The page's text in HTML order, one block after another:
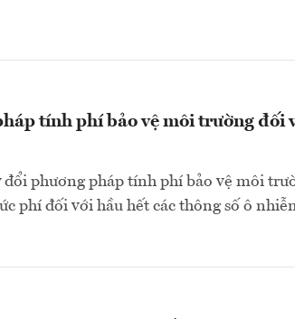
tính phí bảo vệ môi trường đối
đổi phương pháp tính phí bảo vệ môi
phí đối với hầu hết các thông số ô